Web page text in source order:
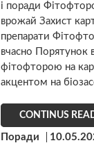
і поради
врожай Захист
препарати
вчасно Порятунок
фітофторою на
акцентом на
CONTINUS
Поради